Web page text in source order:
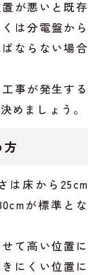
が悪いと既存
は分電盤から
ならない場合
事が発生する
めましょう。
は床から25cm
が標準とな
て高い位置に
にくい位置に